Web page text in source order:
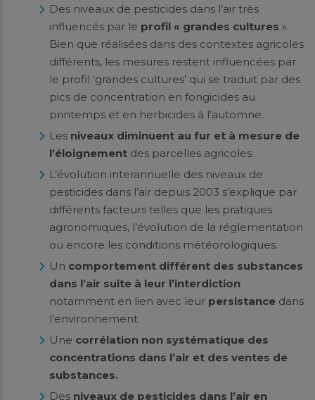
Des niveaux de pesticides dans l’air très
influencés par le profil « grandes cultures ».
Bien que réalisées dans des contextes agricoles
différents, les mesures restent influencées par
le profil ‘grandes cultures’ qui se traduit par des
pics de concentration en fongicides au
printemps et en herbicides à l’automne.
Les niveaux diminuent au fur et à mesure de
l’éloignement des parcelles agricoles.
L’évolution interannuelle des niveaux de
pesticides dans l’air depuis 2003 s’explique par
différents facteurs telles que les pratiques
agronomiques, l’évolution de la réglementation
ou encore les conditions météorologiques.
Un comportement différent des substances
dans l’air suite à leur l’interdiction
notamment en lien avec leur persistance dans
l’environnement.
Une corrélation non systématique des
concentrations dans l’air et des ventes de
substances.
Des niveaux de pesticides dans l’air en